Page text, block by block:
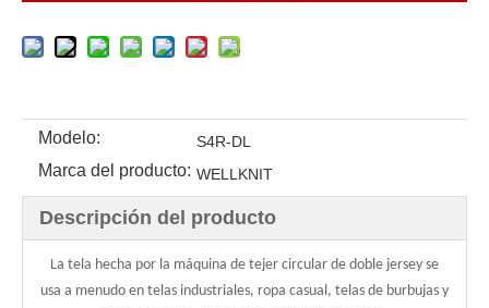
Modelo: S4R-DL
Marca del producto: WELLKNIT
Descripción del producto
La tela hecha por la máquina de tejer circular de doble jersey se
usa a menudo en telas industriales, ropa casual, telas de burbujas y